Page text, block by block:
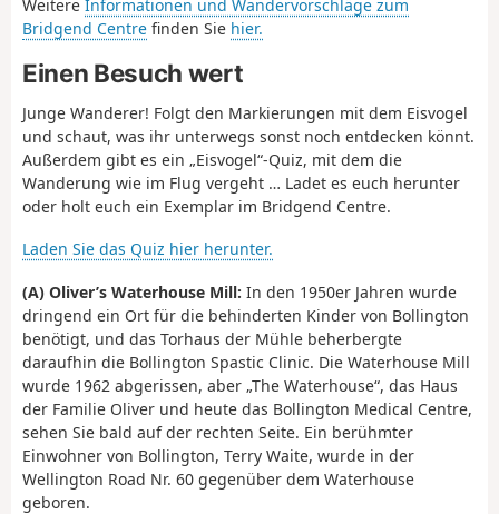
Weitere Informationen und Wandervorschläge zum
Bridgend Centre finden Sie hier.
Einen Besuch wert
Junge Wanderer! Folgt den Markierungen mit dem Eisvogel
und schaut, was ihr unterwegs sonst noch entdecken könnt.
Außerdem gibt es ein „Eisvogel“-Quiz, mit dem die
Wanderung wie im Flug vergeht … Ladet es euch herunter
oder holt euch ein Exemplar im Bridgend Centre.
Laden Sie das Quiz hier herunter.
(A) Oliver’s Waterhouse Mill: In den 1950er Jahren wurde
dringend ein Ort für die behinderten Kinder von Bollington
benötigt, und das Torhaus der Mühle beherbergte
daraufhin die Bollington Spastic Clinic. Die Waterhouse Mill
wurde 1962 abgerissen, aber „The Waterhouse“, das Haus
der Familie Oliver und heute das Bollington Medical Centre,
sehen Sie bald auf der rechten Seite. Ein berühmter
Einwohner von Bollington, Terry Waite, wurde in der
Wellington Road Nr. 60 gegenüber dem Waterhouse
geboren.